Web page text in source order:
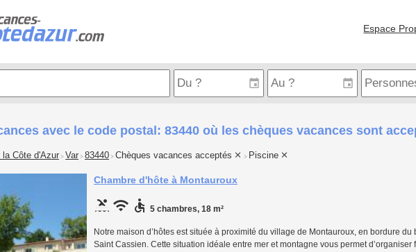
Espace
avec le code postal: 83440 où les chèques vacances sont
la Côte d'Azur > Var > 83440 > Chèques vacances acceptés > Piscine
Chambre d'hôte à Montauroux
5 chambres, 18 m²
Notre maison d’hôtes est située à proximité du village de Montauroux, en bordure du
Saint Cassien. Cette situation idéale entre mer et montagne vous permet